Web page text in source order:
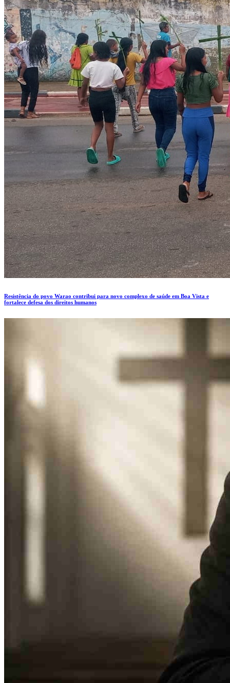
Resistência do povo Warao contribui para novo complexo de saúde em Boa Vista e
fortalece defesa dos direitos humanos